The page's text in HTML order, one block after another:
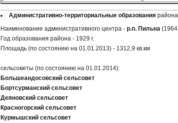
Административно-территориальные образования района
Наименование административного центра - р.п. Пильна
Год образования района - 1929 г.
Площадь (по состоянию на 01.01.2013) - 1312,9 кв.км
сельсоветы (по состоянию на 01.01.2014):
Большеандосовский сельсовет
Бортсурманский сельсовет
Деяновский сельсовет
Красногорский сельсовет
Курмышский сельсовет